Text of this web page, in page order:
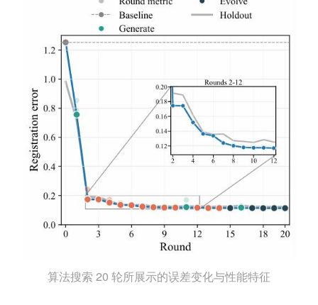
算法搜索 20 轮所展示的误差变化与性能特征